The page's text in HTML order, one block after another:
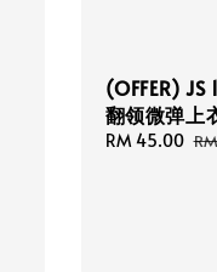
(OFFER)
翻领微弹上
Sale
RM 45.00